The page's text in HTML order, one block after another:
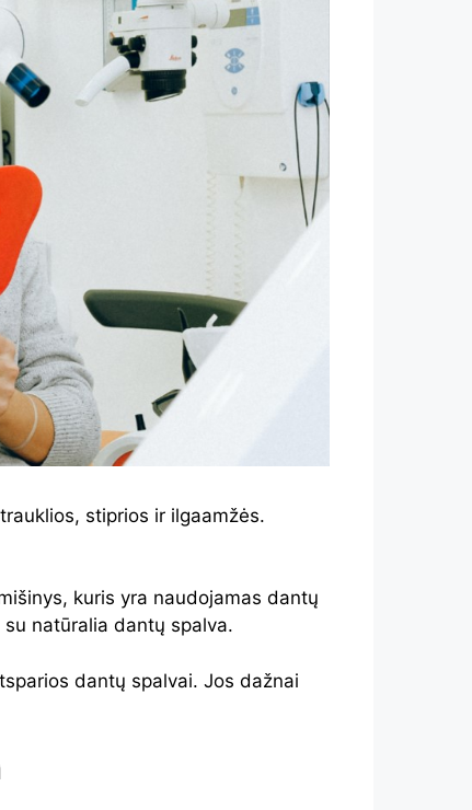
stiprios ir ilgaamžės.
kuris yra naudojamas dantų
natūralia dantų spalva.
dantų spalvai. Jos dažnai